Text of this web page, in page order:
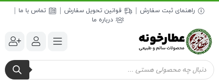
راهنمای ثبت سفارش قوانین تحویل سفارش
تماس با ما
درباره ما
جستجوی
محصولات